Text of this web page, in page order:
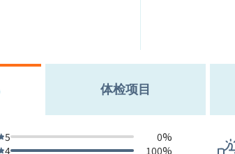
体检项目
5
0%
4
100%